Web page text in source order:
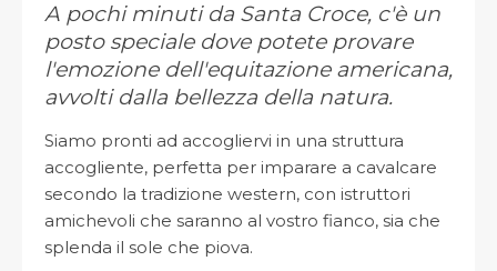
A pochi minuti da Santa Croce, c'è un
posto speciale dove potete provare
l'emozione dell'equitazione americana,
avvolti dalla bellezza della natura.
Siamo pronti ad accogliervi in una struttura
accogliente, perfetta per imparare a cavalcare
secondo la tradizione western, con istruttori
amichevoli che saranno al vostro fianco, sia che
splenda il sole che piova.